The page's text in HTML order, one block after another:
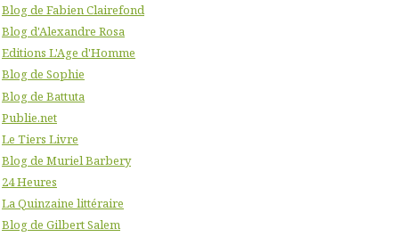
Blog de Fabien Clairefond
Blog d'Alexandre Rosa
Editions L'Age d'Homme
Blog de Sophie
Blog de Battuta
Publie.net
Le Tiers Livre
Blog de Muriel Barbery
24 Heures
La Quinzaine littéraire
Blog de Gilbert Salem